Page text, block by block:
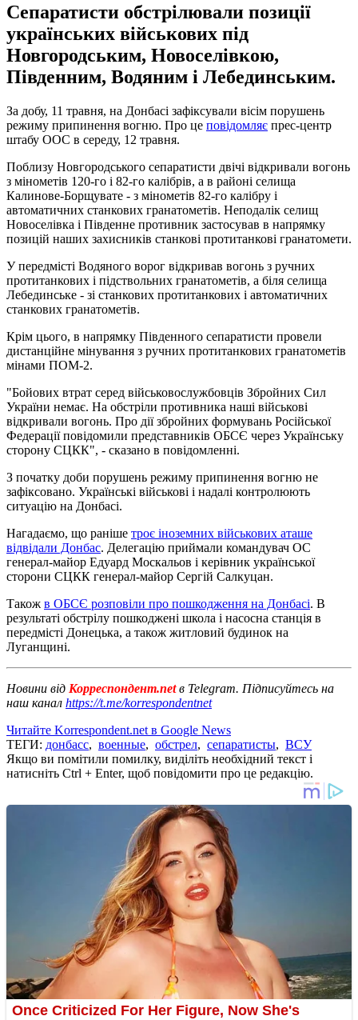
Сепаратисти обстрілювали позиції
українських військових під
Новгородським, Новоселівкою,
Південним, Водяним і Лебединським.
За добу, 11 травня, на Донбасі зафіксували вісім порушень
режиму припинення вогню. Про це повідомляє прес-центр
штабу ООС в середу, 12 травня.
Поблизу Новгородського сепаратисти двічі відкривали вогонь
з мінометів 120-го і 82-го калібрів, а в районі селища
Калинове-Борщувате - з мінометів 82-го калібру і
автоматичних станкових гранатометів. Неподалік селищ
Новоселівка і Південне противник застосував в напрямку
позицій наших захисників станкові протитанкові гранатомети.
У передмісті Водяного ворог відкривав вогонь з ручних
протитанкових і підствольних гранатометів, а біля селища
Лебединське - зі станкових протитанкових і автоматичних
станкових гранатометів.
Крім цього, в напрямку Південного сепаратисти провели
дистанційне мінування з ручних протитанкових гранатометів
мінами ПОМ-2.
"Бойових втрат серед військовослужбовців Збройних Сил
України немає. На обстріли противника наші військові
відкривали вогонь. Про дії збройних формувань Російської
Федерації повідомили представників ОБСЄ через Українську
сторону СЦКК", - сказано в повідомленні.
З початку доби порушень режиму припинення вогню не
зафіксовано. Українські військові і надалі контролюють
ситуацію на Донбасі.
Нагадаємо, що раніше троє іноземних військових аташе
відвідали Донбас. Делегацію приймали командувач ОС
генерал-майор Едуард Москальов і керівник української
сторони СЦКК генерал-майор Сергій Салкуцан.
Також в ОБСЄ розповіли про пошкодження на Донбасі. В
результаті обстрілу пошкоджені школа і насосна станція в
передмісті Донецька, а також житловий будинок на
Луганщині.
Новини від Корреспондент.netв Telegram. Підписуйтесь на
наш канал https://t.me/korrespondentnet
Читайте Korrespondent.net в Google News
ТЕГИ: донбасс, военные, обстрел, сепаратисты, ВСУ
Якщо ви помітили помилку, виділіть необхідний текст і
натисніть Ctrl + Enter, щоб повідомити про це редакцію.